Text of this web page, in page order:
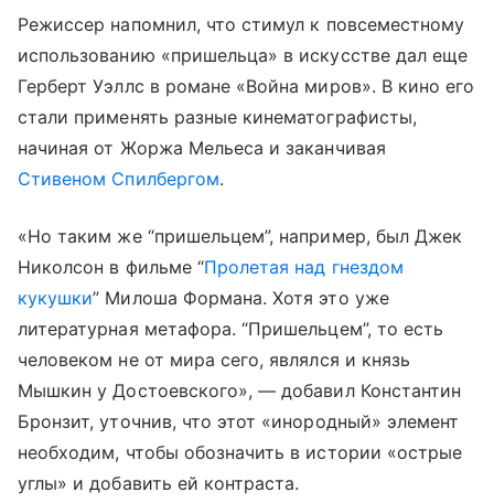
Режиссер напомнил, что стимул к повсеместному
использованию «пришельца» в искусстве дал еще
Герберт Уэллс в романе «Война миров». В кино его
стали применять разные кинематографисты,
начиная от Жоржа Мельеса и заканчивая
Стивеном Спилбергом.
«Но таким же “пришельцем”, например, был Джек
Николсон в фильме “Пролетая над гнездом
кукушки” Милоша Формана. Хотя это уже
литературная метафора. “Пришельцем”, то есть
человеком не от мира сего, являлся и князь
Мышкин у Достоевского», — добавил Константин
Бронзит, уточнив, что этот «инородный» элемент
необходим, чтобы обозначить в истории «острые
углы» и добавить ей контраста.